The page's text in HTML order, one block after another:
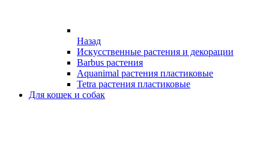
Назад
Искусственные растения и декорации
Barbus растения
Aquanimal растения пластиковые
Tetra растения пластиковые
Для кошек и собак